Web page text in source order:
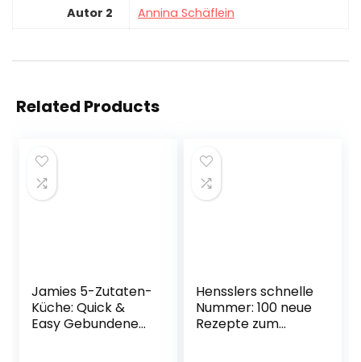
Autor 2
Annina Schäflein
Related Products
Jamies 5-Zutaten-
Küche: Quick &
Easy Gebundene
Hensslers schnelle
Nummer: 100 neue
Rezepte zum